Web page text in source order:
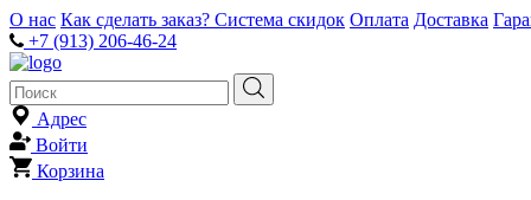
О нас Как сделать заказ? Система скидок Оплата Доставка
+7 (913) 206-46-24
Адрес
Войти
Корзина